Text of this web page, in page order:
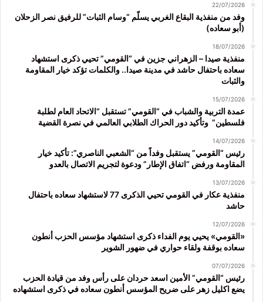
22/07/2026
وفد من منفذية البقاع الغربي يسلّم “وسام الثبات” للرفيق نصر الزحلان
(أبو سعاده)
18/07/2026
منفذية صيدا – الزهراني جزين في “القومي” تحيي ذكرى استشهاد
سعاده باحتفال حاشد في مدينة صيدا.. والكلمات تؤكد خيار المقاومة
والثبات
15/07/2026
عمدة التربية والشباب في “القومي” تستقبل “الاتحاد العام لطلبة
فلسطين” وتأكيد دور الحراك الطلابي العالمي في نصرة القضية
14/07/2026
رئيس “القومي” يستقبل وفداً من “الشعبي الناصري”: تأكيد خيار
المقاومة ورفض “اتفاق الإطار” ودعوة لتجريم الاتصال بالعدو
13/07/2026
منفذية عكار في القومي تحيي الذكرى 77 لاستشهاد سعاده باحتفال
حاشد
12/07/2026
«القومي» يحيي يوم الفداء ذكرى استشهاد مؤسس الحزب أنطون
سعاده بوقفة ولقاء حواري في ضهور الشوير
07/07/2026
رئيس “القومي” الأمين اسعد حردان على رأس وفد من قيادة الحزب
يضع اكليل زهر على ضريح المؤسس أنطون سعاده في ذكرى استشهاده